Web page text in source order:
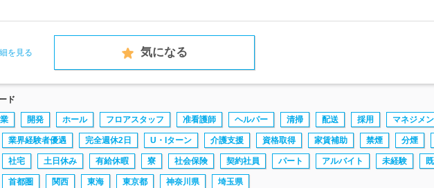
を見る 気になる
ド
開発 ホール フロアスタッフ 准看護師 ヘルパー 清掃 配送 採用 マネジメ
業界経験者優遇 完全週休2日 U・Iターン 介護支援 資格取得 家賃補助 禁煙 分煙
社宅 土日休み 有給休暇 寮 社会保険 契約社員 パート アルバイト 未経験
首都圏 関西 東海 東京都 神奈川県 埼玉県